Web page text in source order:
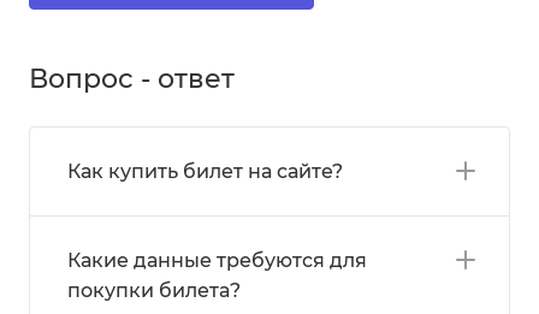
Вопрос - ответ
Как купить билет на сайте?
Какие данные требуются для
покупки билета?